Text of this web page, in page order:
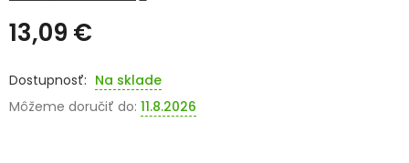
13,09 €
cena:
Na sklade
Môžeme doručiť do: 11.8.2026